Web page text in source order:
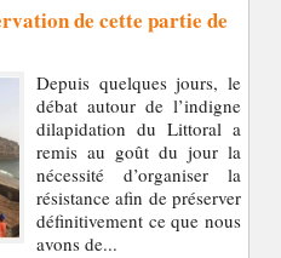
de cette partie de
Depuis quelques jours, le
débat autour de l’indigne
dilapidation du Littoral a
remis au goût du jour la
nécessité d’organiser la
résistance afin de préserver
définitivement ce que nous
avons de...